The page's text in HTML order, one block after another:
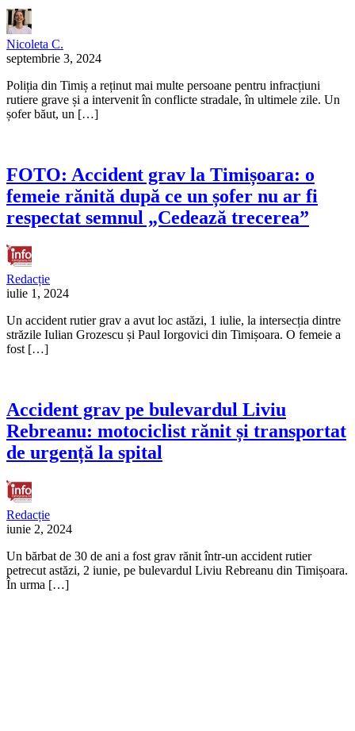
Nicoleta C.
septembrie 3, 2024
Poliția din Timiș a reținut mai multe persoane pentru infracțiuni
rutiere grave și a intervenit în conflicte stradale, în ultimele zile. Un
șofer băut, un […]
FOTO: Accident grav la Timișoara: o
femeie rănită după ce un șofer nu ar fi
respectat semnul „Cedează trecerea”
Redacție
iulie 1, 2024
Un accident rutier grav a avut loc astăzi, 1 iulie, la intersecția dintre
străzile Iulian Grozescu și Paul Iorgovici din Timișoara. O femeie a
fost […]
Accident grav pe bulevardul Liviu
Rebreanu: motociclist rănit și transportat
de urgență la spital
Redacție
iunie 2, 2024
Un bărbat de 30 de ani a fost grav rănit într-un accident rutier
petrecut astăzi, 2 iunie, pe bulevardul Liviu Rebreanu din Timișoara.
În urma […]